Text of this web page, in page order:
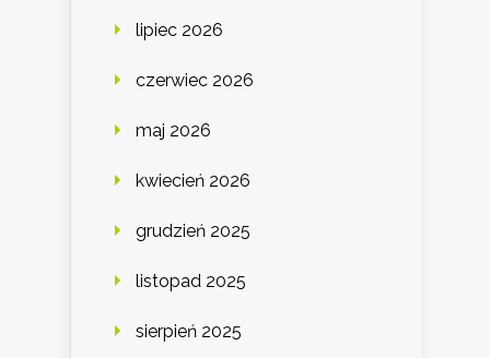
lipiec 2026
czerwiec 2026
maj 2026
kwiecień 2026
grudzień 2025
listopad 2025
sierpień 2025